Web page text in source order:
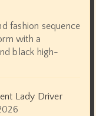
fashion sequence
with a
black high-
Lady Driver